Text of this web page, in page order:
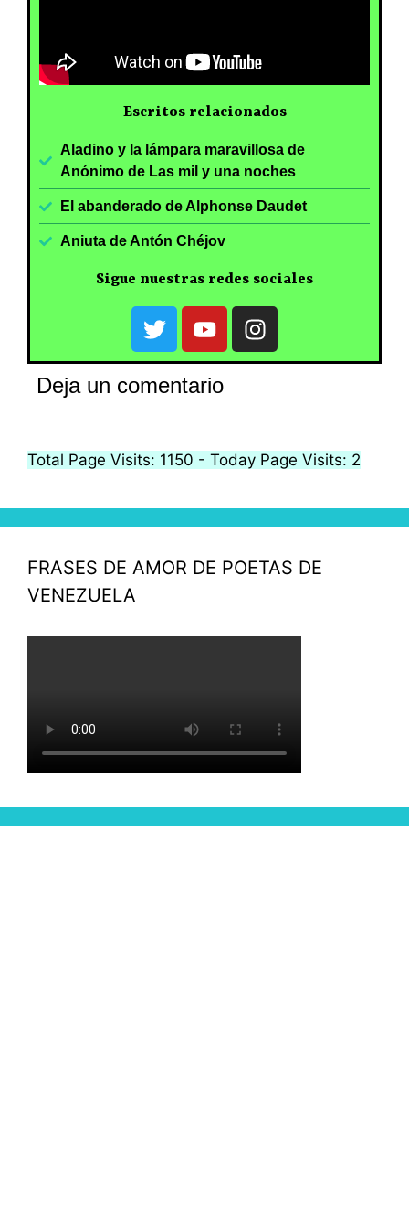
Escritos relacionados
Aladino y la lámpara maravillosa de
Anónimo de Las mil y una noches
El abanderado de Alphonse Daudet
Aniuta de Antón Chéjov
Sigue nuestras redes sociales
Deja un comentario
Total Page Visits: 1150 - Today Page Visits: 2
FRASES DE AMOR DE POETAS DE
VENEZUELA